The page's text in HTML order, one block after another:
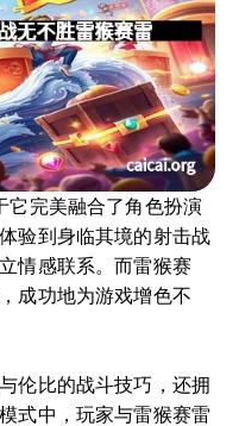
它完美融合了角色扮演
验到身临其境的射击战
情感联系。而雷猴赛
成功地为游戏增色不
伦比的战斗技巧，还拥
式中，玩家与雷猴赛雷